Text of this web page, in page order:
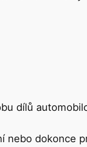
dílů
nebo dokonce